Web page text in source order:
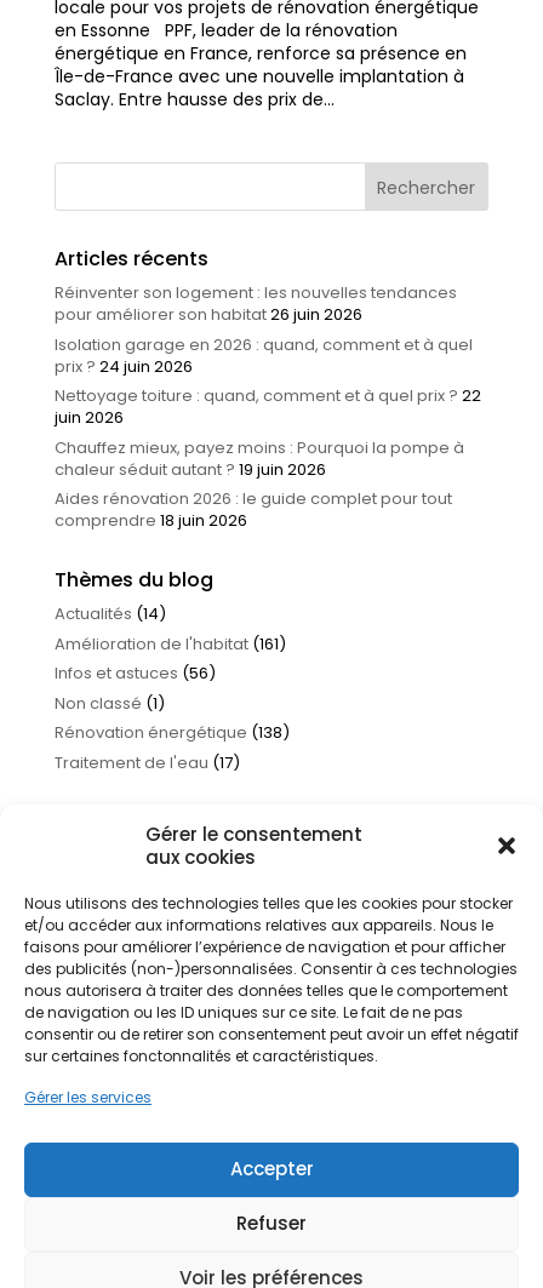
Gérer le consentement
aux cookies
Nous utilisons des technologies telles que les cookies pour stocker
et/ou accéder aux informations relatives aux appareils. Nous le
faisons pour améliorer l’expérience de navigation et pour afficher
des publicités (non-)personnalisées. Consentir à ces technologies
nous autorisera à traiter des données telles que le comportement
de navigation ou les ID uniques sur ce site. Le fait de ne pas
consentir ou de retirer son consentement peut avoir un effet négatif
sur certaines fonctonnalités et caractéristiques.
Gérer les services
Accepter
Refuser
Voir les préférences
locale pour vos projets de rénovation énergétique
en Essonne PPF, leader de la rénovation
énergétique en France, renforce sa présence en
Île-de-France avec une nouvelle implantation à
Saclay. Entre hausse des prix de...
Articles récents
Réinventer son logement : les nouvelles tendances
pour améliorer son habitat26 juin 2026
Isolation garage en 2026 : quand, comment et à quel
prix ? 24 juin 2026
Nettoyage toiture : quand, comment et à quel prix ? 22
juin 2026
Chauffez mieux, payez moins : Pourquoi la pompe à
chaleur séduit autant ? 19 juin 2026
Aides rénovation 2026 : le guide complet pour tout
comprendre 18 juin 2026
Thèmes du blog
Actualités (14)
Amélioration de l'habitat(161)
Infos et astuces (56)
Non classé (1)
Rénovation énergétique (138)
Traitement de l'eau (17)
Devis gratuit
Conditions générales de services